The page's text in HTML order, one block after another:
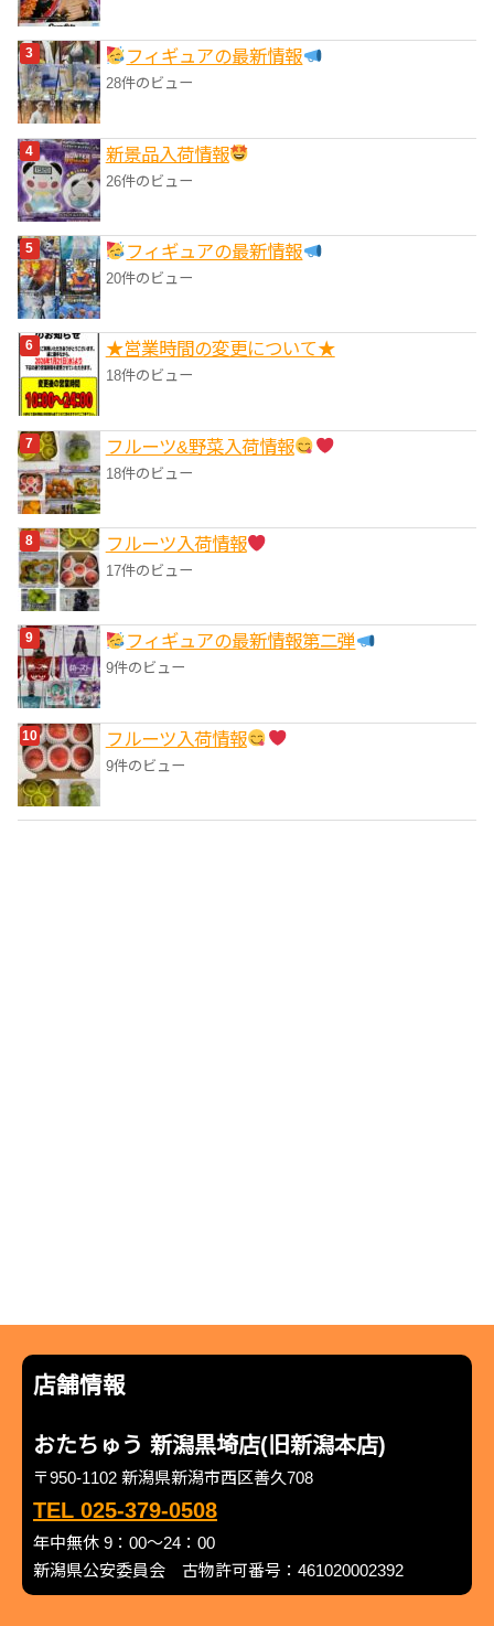
フィギュアの最新情報
28件のビュー
‎新景品入荷情報
26件のビュー
フィギュアの最新情報
20件のビュー
★営業時間の変更について★
18件のビュー
フルーツ&野菜入荷情報
18件のビュー
フルーツ入荷情報
17件のビュー
フィギュアの最新情報第二弾
9件のビュー
フルーツ入荷情報
9件のビュー
店舗情報
おたちゅう 新潟黒埼店(旧新潟本店)
〒950-1102 新潟県新潟市西区善久708
TEL 025-379-0508
年中無休 9：00～24：00
新潟県公安委員会 古物許可番号：461020002392